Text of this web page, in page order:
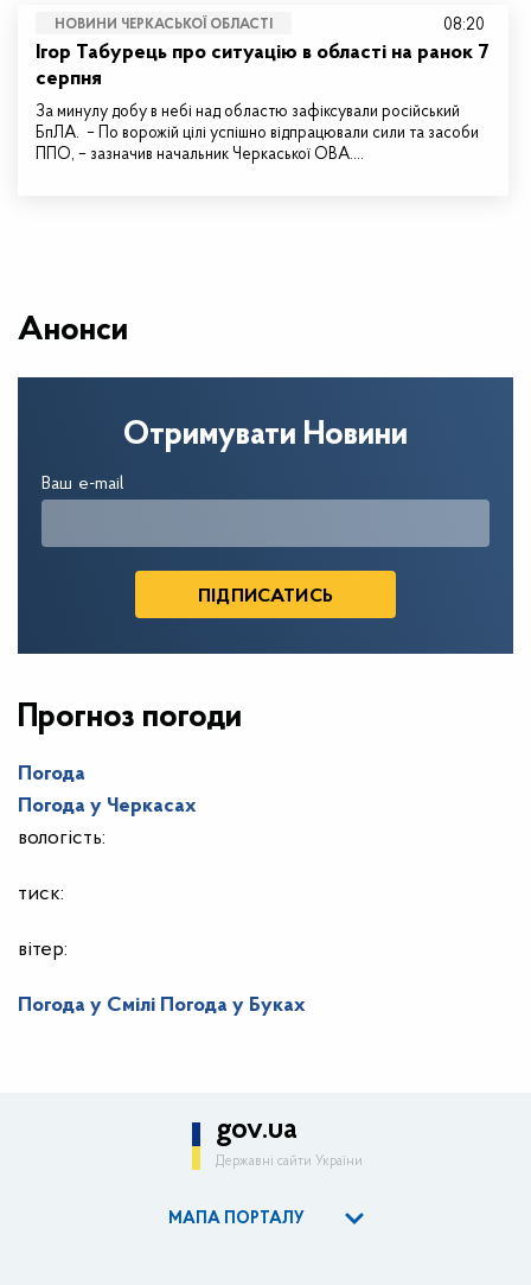
НОВИНИ ЧЕРКАСЬКОЇ ОБЛАСТІ
Ігор Табурець про ситуацію в області на ранок 7
серпня
За минулу добу в небі над областю зафіксували російський
БпЛА. – По ворожій цілі успішно відпрацювали сили та засоби
ППО, – зазначив начальник Черкаської ОВА.…
08:20
Анонси
Отримувати Новини
Ваш e-mail
Прогноз погоди
Погода
Погода у Черкасах
вологість:
тиск:
вітер:
Погода у Смілі Погода у Буках
gov.ua
Державні сайти України
МАПА ПОРТАЛУ